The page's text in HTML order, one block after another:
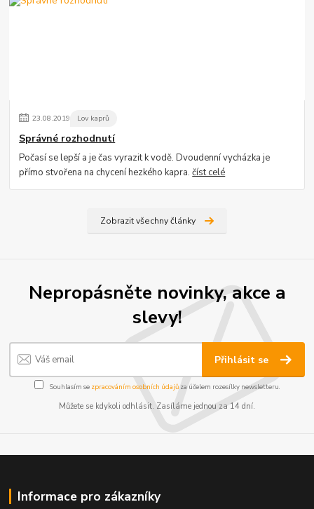
23.08.2019 Lov kaprů
Správné rozhodnutí
Počasí se lepší a je čas vyrazit k vodě. Dvoudenní vycházka je
přímo stvořena na chycení hezkého kapra.číst celé
Zobrazit všechny články
Nepropásněte novinky, akce a
slevy!
Přihlásit se
Souhlasím se zpracováním osobních údajůza účelem rozesílky newsletteru.
Můžete se kdykoli odhlásit. Zasíláme jednou za 14 dní.
Informace pro zákazníky